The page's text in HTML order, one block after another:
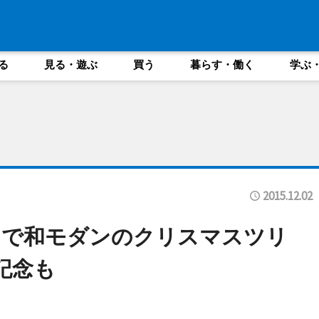
見る・遊ぶ 買う 暮らす・働く 学ぶ
2015.12.02
和モダンのクリスマスツリ
念も